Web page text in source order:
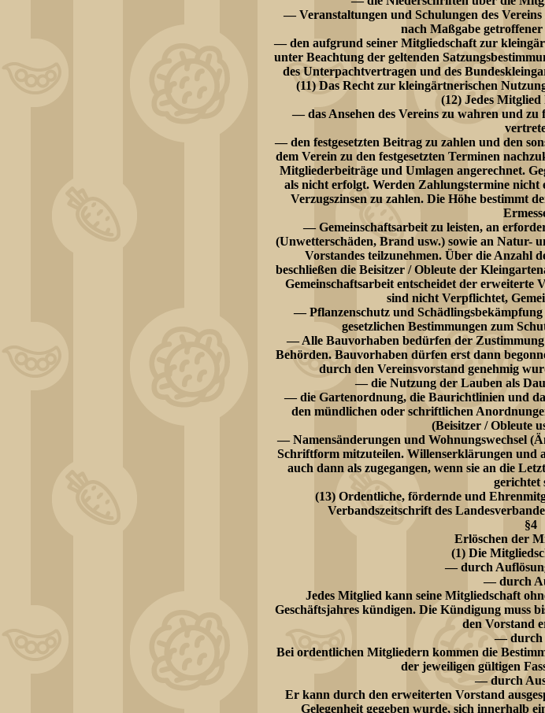
— Veranstaltungen und Schulungen des
nach Maßgabe getroffener
— den aufgrund seiner Mitgliedschaft zur
unter Beachtung der geltenden
des Unterpachtvertragen und des
(11) Das Recht zur kleingärtnerischen
(12) Jedes
— das Ansehen des Vereins zu wahren und zu
— den festgesetzten Beitrag zu zahlen und den
dem Verein zu den festgesetzten Terminen
Mitgliederbeiträge und Umlagen angerechnet.
als nicht erfolgt. Werden Zahlungstermine
Verzugszinsen zu zahlen. Die Höhe bestimmt
— Gemeinschaftsarbeit zu leisten, an
(Unwetterschäden, Brand usw.) sowie an Natur-
Vorstandes teilzunehmen. Über die Anzahl
beschließen die Beisitzer / Obleute der
Gemeinschaftsarbeit entscheidet der
sind nicht Verpflichtet,
— Pflanzenschutz und
gesetzlichen Bestimmungen zum
— Alle Bauvorhaben bedürfen der Zustimmung
Behörden. Bauvorhaben dürfen erst dann
durch den Vereinsvorstand genehmig
— die Nutzung der Lauben als
— die Gartenordnung, die Baurichtlinien und
den mündlichen oder schriftlichen
(Beisitzer / Obleute
— Namensänderungen und Wohnungswechsel
Schriftform mitzuteilen. Willenserklärungen und
auch dann als zugegangen, wenn sie an die
gerichtet
(13) Ordentliche, fördernde und
Verbandszeitschrift des
§4
Erlöschen der
(1) Die
— durch
— durch
Jedes Mitglied kann seine Mitgliedschaft
Geschäftsjahres kündigen. Die Kündigung muss
den Vorstand
— durch
Bei ordentlichen Mitgliedern kommen die
der jeweiligen gültigen
— durch
Er kann durch den erweiterten Vorstand
Gelegenheit gegeben wurde, sich innerhalb